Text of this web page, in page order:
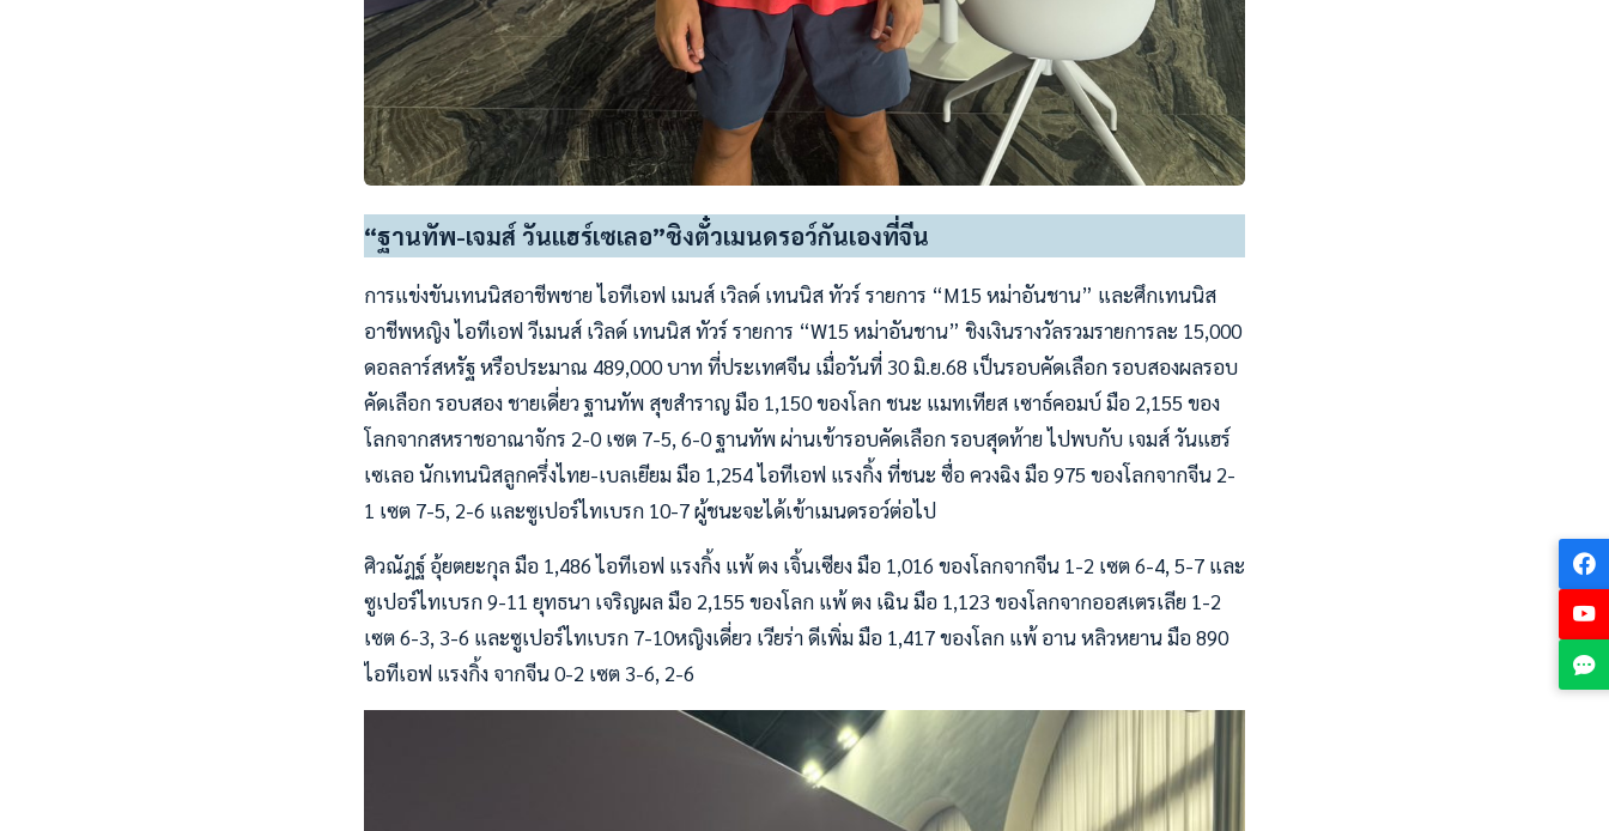
“ฐานทัพ-เจมส์ วันแฮร์เซเลอ”ชิงตั๋วเมนดรอว์กันเองที่จีน
การแข่งขันเทนนิสอาชีพชาย ไอทีเอฟ เมนส์ เวิลด์ เทนนิส ทัวร์ รายการ “M15 หม่าอันชาน” และศึกเทนนิส
อาชีพหญิง ไอทีเอฟ วีเมนส์ เวิลด์ เทนนิส ทัวร์ รายการ “W15 หม่าอันชาน” ชิงเงินรางวัลรวมรายการละ 15,000
ดอลลาร์สหรัฐ หรือประมาณ 489,000 บาท ที่ประเทศจีน เมื่อวันที่ 30 มิ.ย.68 เป็นรอบคัดเลือก รอบสองผลรอบ
คัดเลือก รอบสอง ชายเดี่ยว ฐานทัพ สุขสำราญ มือ 1,150 ของโลก ชนะ แมทเทียส เซาธ์คอมบ์ มือ 2,155 ของ
โลกจากสหราชอาณาจักร 2-0 เซต 7-5, 6-0 ฐานทัพ ผ่านเข้ารอบคัดเลือก รอบสุดท้าย ไปพบกับ เจมส์ วันแฮร์
เซเลอ นักเทนนิสลูกครึ่งไทย-เบลเยียม มือ 1,254 ไอทีเอฟ แรงกิ้ง ที่ชนะ ซื่อ ควงฉิง มือ 975 ของโลกจากจีน 2-
1 เซต 7-5, 2-6 และซูเปอร์ไทเบรก 10-7 ผู้ชนะจะได้เข้าเมนดรอว์ต่อไป
ศิวณัฎฐ์ อุ้ยตยะกุล มือ 1,486 ไอทีเอฟ แรงกิ้ง แพ้ ตง เจิ้นเซียง มือ 1,016 ของโลกจากจีน 1-2 เซต 6-4, 5-7 และ
ซูเปอร์ไทเบรก 9-11 ยุทธนา เจริญผล มือ 2,155 ของโลก แพ้ ตง เฉิน มือ 1,123 ของโลกจากออสเตรเลีย 1-2
เซต 6-3, 3-6 และซูเปอร์ไทเบรก 7-10หญิงเดี่ยว เวียร่า ดีเพิ่ม มือ 1,417 ของโลก แพ้ อาน หลิวหยาน มือ 890
ไอทีเอฟ แรงกิ้ง จากจีน 0-2 เซต 3-6, 2-6